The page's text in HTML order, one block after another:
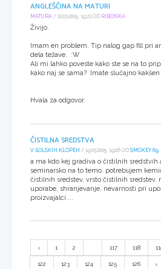
ANGLEŠČINA NA MATURI
MATURA / 22.03.2005, 19:23 OD RIBONKA
Živijo.
Imam en problem. Tip nalog gap fill pri
dela težave. :W
Ali mi lahko poveste kako ste se na to
kako naj se sama? Imate slučajno
Hvala za odgovor.
ČISTILNA SREDSTVA
V ŠOLSKIH KLOPEH / 19.03.2005, 19:06 OD SMOKEY 69
a ma kdo kej gradiva o čistilnih sredstvih
seminarsko na to temo. potrebujem
čistilnih sredstev, vrsto čistilnih sredstev,
uporabe, shranjevanje, nevarnosti pri
proizvajalci....
1 2 117 118
122 123 124 125 126